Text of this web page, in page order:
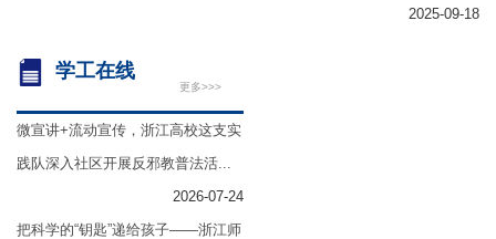
2025-09-18
学工在线
更多>>>
微宣讲+流动宣传，浙江高校这支实
践队深入社区开展反邪教普法活...
2026-07-24
把科学的“钥匙”递给孩子——浙江师